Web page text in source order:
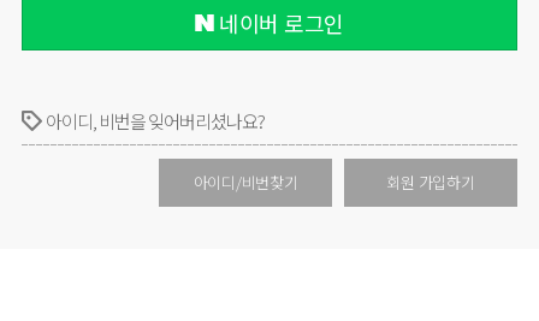
네이버 로그인
아이디, 비번을 잊어버리셨나요?
회원 가입하기
아이디/비번찾기